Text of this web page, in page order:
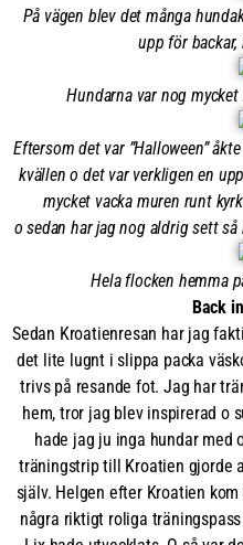
På vägen blev det många
upp för
Hundarna var nog
Eftersom det var ”Halloween”
kvällen o det var verkligen en
mycket vacka muren runt
o sedan har jag nog aldrig sett
Hela flocken hemma
Back
Sedan Kroatienresan har jag
det lite lugnt i slippa packa
trivs på resande fot. Jag har
hem, tror jag blev inspirerad o
hade jag ju inga hundar med
träningstrip till Kroatien gjorde
själv. Helgen efter Kroatien kom
några riktigt roliga